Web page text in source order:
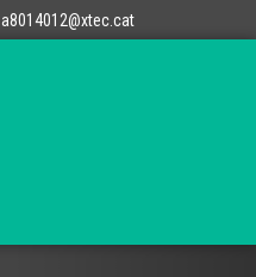
a8014012@xtec.cat